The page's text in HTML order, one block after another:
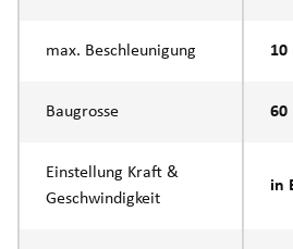
max. Beschleunigung 10
Baugrosse 60
Einstellung Kraft &
Geschwindigkeit
in